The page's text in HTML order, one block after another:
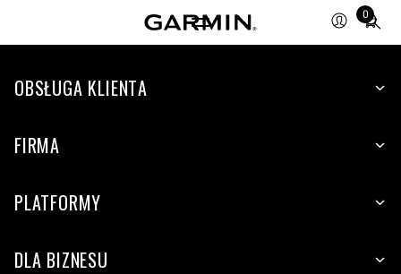
0
Total
items
in
OBSŁUGA KLIENTA
FIRMA
PLATFORMY
DLA BIZNESU